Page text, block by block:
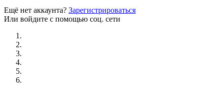
Ещё нет аккаунта? Зарегистрироваться
Или войдите с помощью соц. сети